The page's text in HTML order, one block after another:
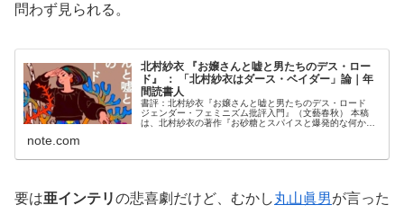
問わず見られる。
北村紗衣 『お嬢さんと嘘と男たちのデス・ロー
ド』 ： 「北村紗衣はダース・ベイダー」論｜年
間読書人
書評：北村紗衣『お嬢さんと嘘と男たちのデス・ロード
ジェンダー・フェミニズム批評入門』（文藝春秋） 本稿
は、北村紗衣の著作『お砂糖とスパイスと爆発的な何か
note.com
要は亜インテリの悲喜劇だけど、むかし丸山眞男が言った